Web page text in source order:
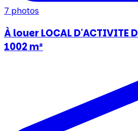
7 photos
À louer LOCAL D'ACTIVITE
1002 m²